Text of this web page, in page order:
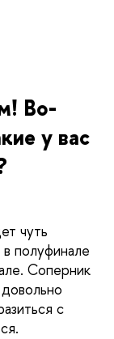
Во-
у вас
чуть
полуфинале
Соперник
с